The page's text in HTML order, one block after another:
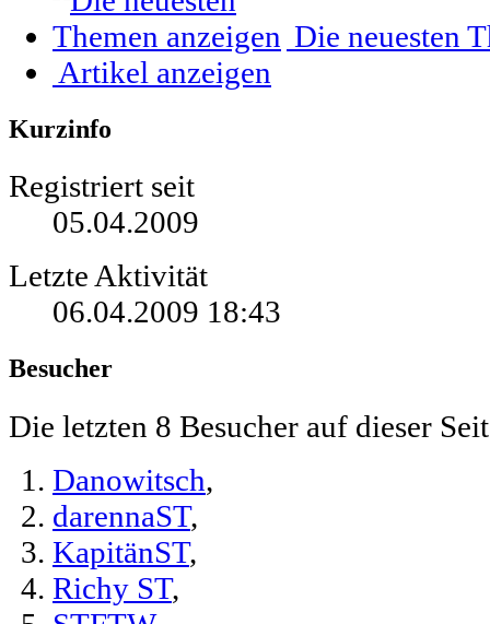
Die neuesten
Artikel anzeigen
Kurzinfo
Registriert seit
05.04.2009
Letzte Aktivität
06.04.2009 18:43
Besucher
Die letzten 8 Besucher auf dieser
Danowitsch,
darennaST,
KapitänST,
Richy ST,